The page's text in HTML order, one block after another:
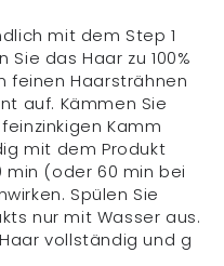
mit dem Step 1
das Haar zu 100%
feinen Haarsträhnen
auf. Kämmen Sie
Kamm
mit dem Produkt
min (oder 60 min bei
Spülen Sie
nur mit Wasser aus.
vollständig und g